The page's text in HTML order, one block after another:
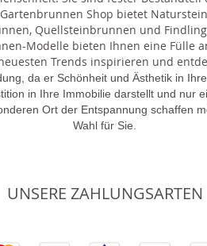
Shop bietet
Quellsteinbrunnen und
Modelle bieten Ihnen eine Fülle
Trends inspirieren und
da er Schönheit und Ästhetik in
in Ihre Immobilie darstellt und nur
Ort der Entspannung schaffen
Wahl für Sie.
UNSERE ZAHLUNGSARTEN